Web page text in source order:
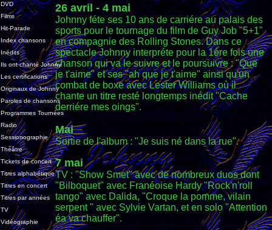
DVD
Films
Hit-Parade
Index chansons
Inédits
Ils ont chanté Johnny
Les certifications
Originaux de Johnny
Paroles de chansons
Programmes Tournées
Radio
Sessionographie
Théâtre
Tickets de concert
Titres alphabétique
Titres en concert
Titres par années
TV
Vidéographie
26 avril - 4 mai
Johnny féte ses 10 ans de carriére au palais des
sports pour le tournage du film de Guy Job "5+1"
en compagnie des Rolling Stones. Dans ce
spectacle Johnny interpréte pour la 1ére fois une
chanson qui va le suivre et le poursuivre : "Que
je t'aime" et ses "ah que je t'aime" ainsi qu'un
combat de boxe avec Lester Williams où il
chante un titre resté longtemps inédit "Cache
derriére mes oings".
Mai
Sortie de l'album : "Je suis né dans la rue".
7 mai
TV : "Show Smet" avec de nombreux duos dont
"Bilboquet" avec Franéoise Hardy "Rock'n'roll
tango" avec Dalida, "Croque la pomme, vilain
serpent " avec Sylvie Vartan, et en solo "Attention
éa va chauffer".